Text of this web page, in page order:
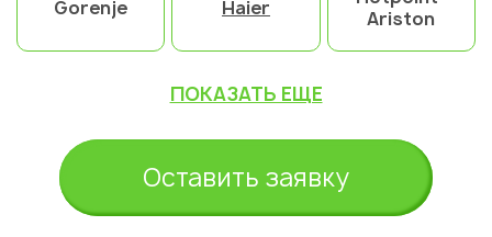
Gorenje Haier
Ariston
ПОКАЗАТЬ ЕЩЕ
Оставить заявку